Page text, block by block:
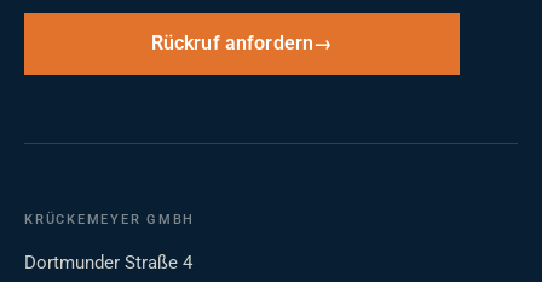
Rückruf anfordern
KRÜCKEMEYER GMBH
Dortmunder Straße 4